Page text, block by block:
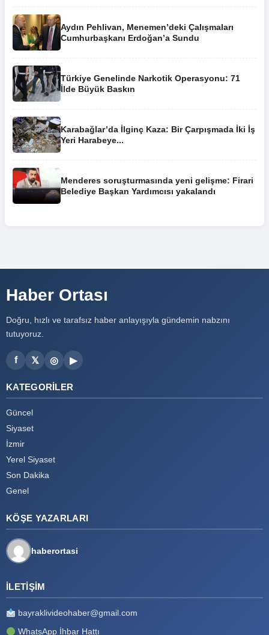
Aydın Pehlivan, Menemen’deki Çalışmaları
Cumhurbaşkanı Erdoğan’a Sundu
Türkiye Genelinde Narkotik Operasyonu: 71
İlde Büyük Baskın
Karabağlar’da İlginç Kaza: Bir Çarpışmada İki İş
Yeri Harabeye...
Menderes soruşturmasında yeni gelişme: Firari
Belediye Başkan Yardımcısı yakalandı
Haber Ortası
Doğru, hızlı ve tarafsız haber anlayışıyla gündemin nabzını
tutuyoruz.
f 𝕏 ◎ ▶
KATEGORILER
Güncel
Siyaset
İzmir
Yerel Siyaset
Son Dakika
Genel
KÖŞE YAZARLARI
haberortasi
İLETIŞIM
bayraklivideohaber@gmail.com
WhatsApp İhbar Hattı